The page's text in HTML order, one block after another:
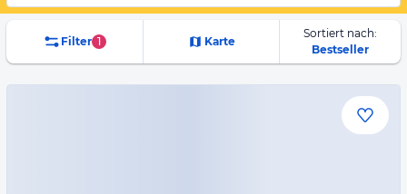
Filter 1 Karte
Sortiert nach:
Bestseller